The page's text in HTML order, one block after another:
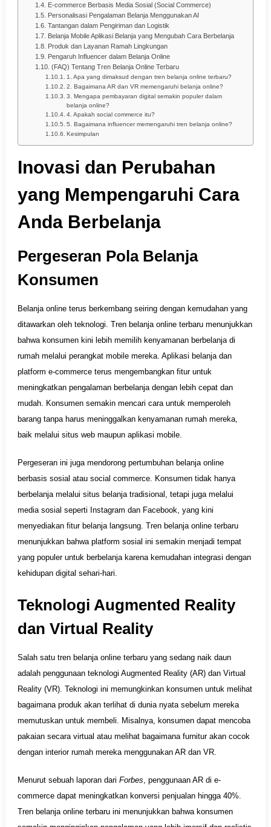
E-commerce Berbasis Media Sosial (Social Commerce)
Personalisasi Pengalaman Belanja Menggunakan AI
Tantangan dalam Pengiriman dan Logistik
Belanja Mobile Aplikasi Belanja yang Mengubah Cara Berbelanja
Produk dan Layanan Ramah Lingkungan
Pengaruh Influencer dalam Belanja Online
(FAQ) Tentang Tren Belanja Online Terbaru
1. Apa yang dimaksud dengan tren belanja online terbaru?
2. Bagaimana AR dan VR memengaruhi belanja online?
3. Mengapa pembayaran digital semakin populer dalam
belanja online?
4. Apakah social commerce itu?
5. Bagaimana influencer memengaruhi tren belanja online?
Kesimpulan
Inovasi dan Perubahan
yang Mempengaruhi Cara
Anda Berbelanja
Pergeseran Pola Belanja
Konsumen
Belanja online terus berkembang seiring dengan kemudahan yang
ditawarkan oleh teknologi. Tren belanja online terbaru menunjukkan
bahwa konsumen kini lebih memilih kenyamanan berbelanja di
rumah melalui perangkat mobile mereka. Aplikasi belanja dan
platform e-commerce terus mengembangkan fitur untuk
meningkatkan pengalaman berbelanja dengan lebih cepat dan
mudah. Konsumen semakin mencari cara untuk memperoleh
barang tanpa harus meninggalkan kenyamanan rumah mereka,
baik melalui situs web maupun aplikasi mobile.
Pergeseran ini juga mendorong pertumbuhan belanja online
berbasis sosial atau social commerce. Konsumen tidak hanya
berbelanja melalui situs belanja tradisional, tetapi juga melalui
media sosial seperti Instagram dan Facebook, yang kini
menyediakan fitur belanja langsung. Tren belanja online terbaru
menunjukkan bahwa platform sosial ini semakin menjadi tempat
yang populer untuk berbelanja karena kemudahan integrasi dengan
kehidupan digital sehari-hari.
Teknologi Augmented Reality
dan Virtual Reality
Salah satu tren belanja online terbaru yang sedang naik daun
adalah penggunaan teknologi Augmented Reality (AR) dan Virtual
Reality (VR). Teknologi ini memungkinkan konsumen untuk melihat
bagaimana produk akan terlihat di dunia nyata sebelum mereka
memutuskan untuk membeli. Misalnya, konsumen dapat mencoba
pakaian secara virtual atau melihat bagaimana furnitur akan cocok
dengan interior rumah mereka menggunakan AR dan VR.
Menurut sebuah laporan dari Forbes , penggunaan AR di e-
commerce dapat meningkatkan konversi penjualan hingga 40%.
Tren belanja online terbaru ini menunjukkan bahwa konsumen